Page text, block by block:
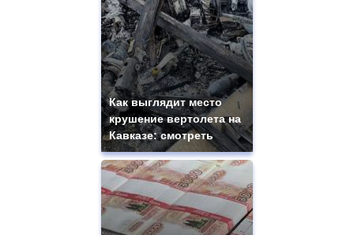
Как выглядит место
крушение вертолета на
Кавказе: смотреть